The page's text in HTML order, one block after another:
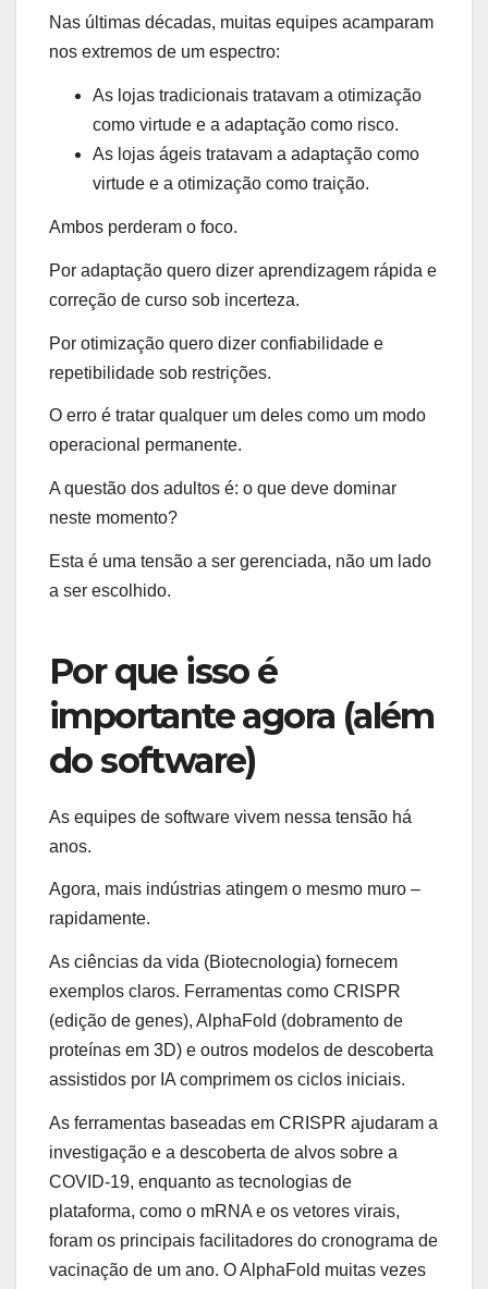
Nas últimas décadas, muitas equipes acamparam
nos extremos de um espectro:
As lojas tradicionais tratavam a otimização
como virtude e a adaptação como risco.
As lojas ágeis tratavam a adaptação como
virtude e a otimização como traição.
Ambos perderam o foco.
Por adaptação quero dizer aprendizagem rápida e
correção de curso sob incerteza.
Por otimização quero dizer confiabilidade e
repetibilidade sob restrições.
O erro é tratar qualquer um deles como um modo
operacional permanente.
A questão dos adultos é: o que deve dominar
neste momento?
Esta é uma tensão a ser gerenciada, não um lado
a ser escolhido.
Por que isso é
importante agora (além
do software)
As equipes de software vivem nessa tensão há
anos.
Agora, mais indústrias atingem o mesmo muro –
rapidamente.
As ciências da vida (Biotecnologia) fornecem
exemplos claros. Ferramentas como CRISPR
(edição de genes), AlphaFold (dobramento de
proteínas em 3D) e outros modelos de descoberta
assistidos por IA comprimem os ciclos iniciais.
As ferramentas baseadas em CRISPR ajudaram a
investigação e a descoberta de alvos sobre a
COVID-19, enquanto as tecnologias de
plataforma, como o mRNA e os vetores virais,
foram os principais facilitadores do cronograma de
vacinação de um ano. O AlphaFold muitas vezes